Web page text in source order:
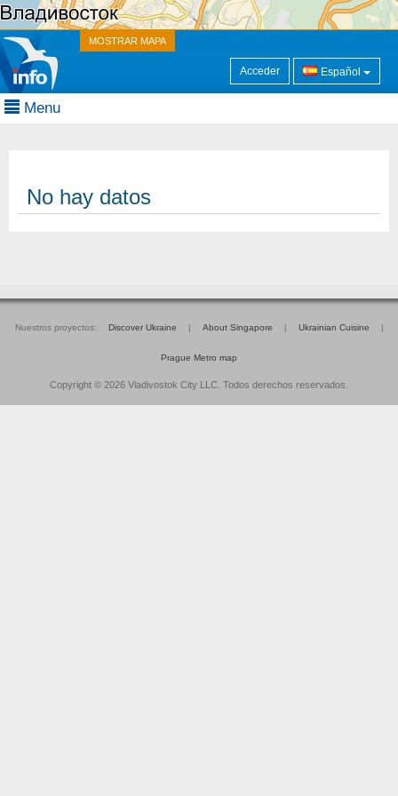
MOSTRAR MAPA
Acceder Español
Menu
No hay datos
Nuestros proyectos: Discover Ukraine | About Singapore | Ukrainian Cuisine |
Prague Metro map
Copyright © 2026 Vladivostok City LLC. Todos derechos reservados.